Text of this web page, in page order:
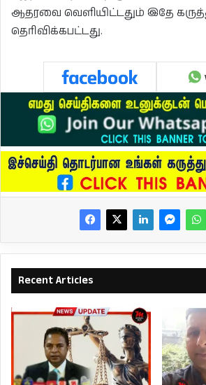
ஆதரவை வெளியிட்டதும் இதே
தெரிவிக்கபட்டது.
Recent Articles